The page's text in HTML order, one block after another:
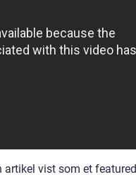
vist som et featured